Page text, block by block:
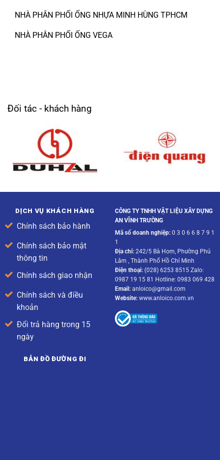
NHÀ PHÂN PHỐI ỐNG NHỰA MINH HÙNG TPHCM
NHÀ PHÂN PHỐI ỐNG VEGA
Đối tác - khách hàng
DỊCH VỤ KHÁCH HÀNG
Chính sách bảo hành
Chính sách bảo mật
thông tin
Chính sách giao nhận
Chính sách và điều
khoản
Đổi trả hàng trong 15
ngày
CÔNG TY TNHH VẬT LIỆU XÂY DỰNG
AN VĨNH TRƯỜNG
Mã số doanh nghiệp:0 3 0 6 6 8 7 9 1
1
Địa chỉ:242/5 Bà Hom, Phường Phú
Lâm , Thành Phố Hồ Chí Minh
Điện thoại:(028) 6253 8515 Zalo:
0987 19 15 81 Hotline: 0983 069 428
Email:anloico@gmail.com
Website:www.anloico.com.vn
BẢN ĐỒ ĐƯỜNG ĐI